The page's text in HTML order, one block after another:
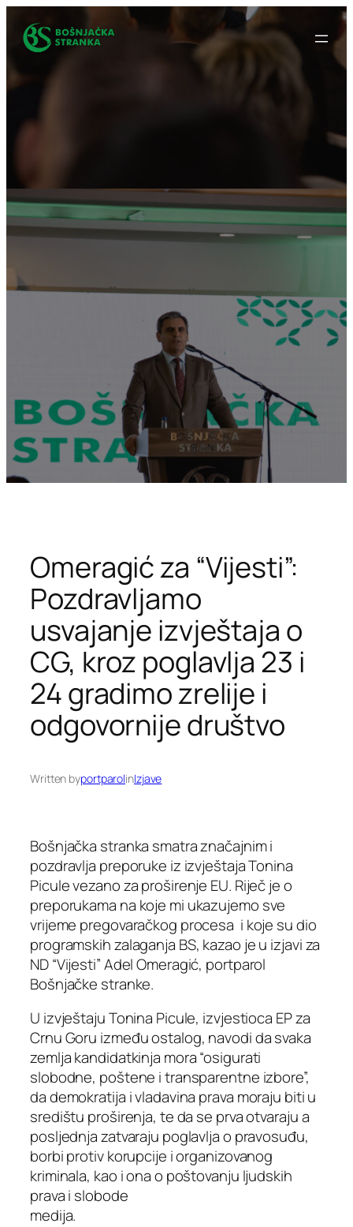
sadržaj
Omeragić za “Vijesti”:
Pozdravljamo
usvajanje izvještaja o
CG, kroz poglavlja 23 i
24 gradimo zrelije i
odgovornije društvo
Written byportparolinIzjave
Bošnjačka stranka smatra značajnim i
pozdravlja preporuke iz izvještaja Tonina
Picule vezano za proširenje EU. Riječ je o
preporukama na koje mi ukazujemo sve
vrijeme pregovaračkog procesa i koje su dio
programskih zalaganja BS, kazao je u izjavi za
ND “Vijesti” Adel Omeragić, portparol
Bošnjačke stranke.
U izvještaju Tonina Picule, izvjestioca EP za
Crnu Goru između ostalog, navodi da svaka
zemlja kandidatkinja mora “osigurati
slobodne, poštene i transparentne izbore”,
da demokratija i vladavina prava moraju biti u
središtu proširenja, te da se prva otvaraju a
posljednja zatvaraju poglavlja o pravosuđu,
borbi protiv korupcije i organizovanog
kriminala, kao i ona o poštovanju ljudskih
prava i slobode